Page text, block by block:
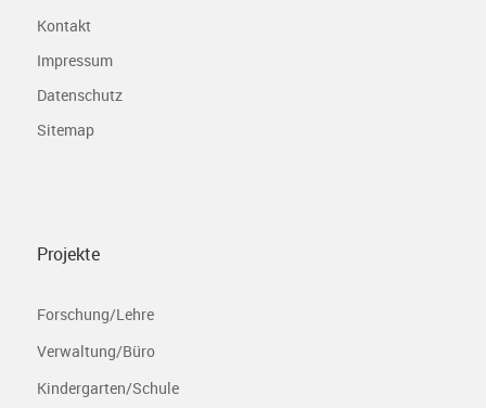
Kontakt
Impressum
Datenschutz
Sitemap
Projekte
Forschung/Lehre
Verwaltung/Büro
Kindergarten/Schule